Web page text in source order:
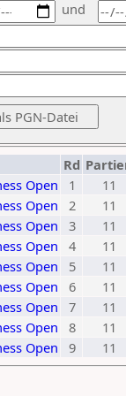
und
Rd
Open 1
11
Open 2
11
Open 3
11
Open 4
11
Open 5
11
Open 6
11
Open 7
11
Open 8
11
Open 9
11